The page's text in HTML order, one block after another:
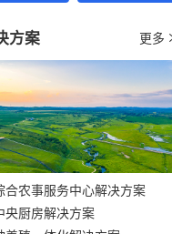
方案 更多
合农事服务中心解决方案
央厨房解决方案